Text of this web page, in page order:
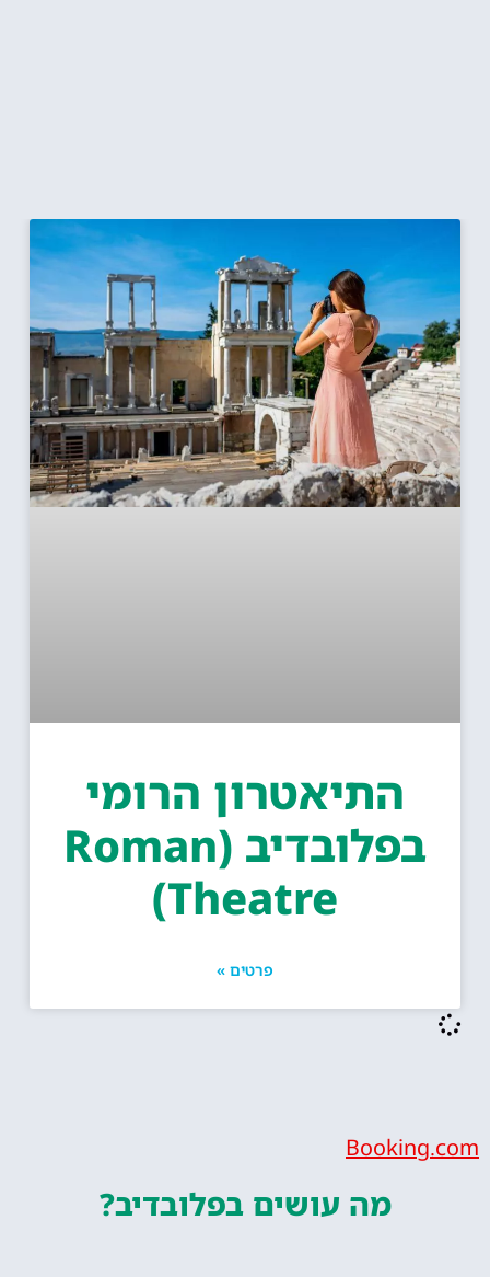
התיאטרון הרומי
בפלובדיב (Roman
Theatre)
מה עושים בפלובדיב?